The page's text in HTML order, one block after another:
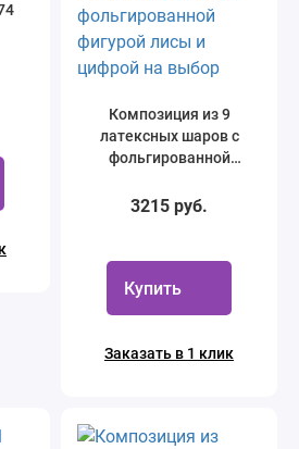
Композиция из 9
латексных шаров с
фольгированной
на выбор
3215 руб.
Купить
Заказать в 1 клик